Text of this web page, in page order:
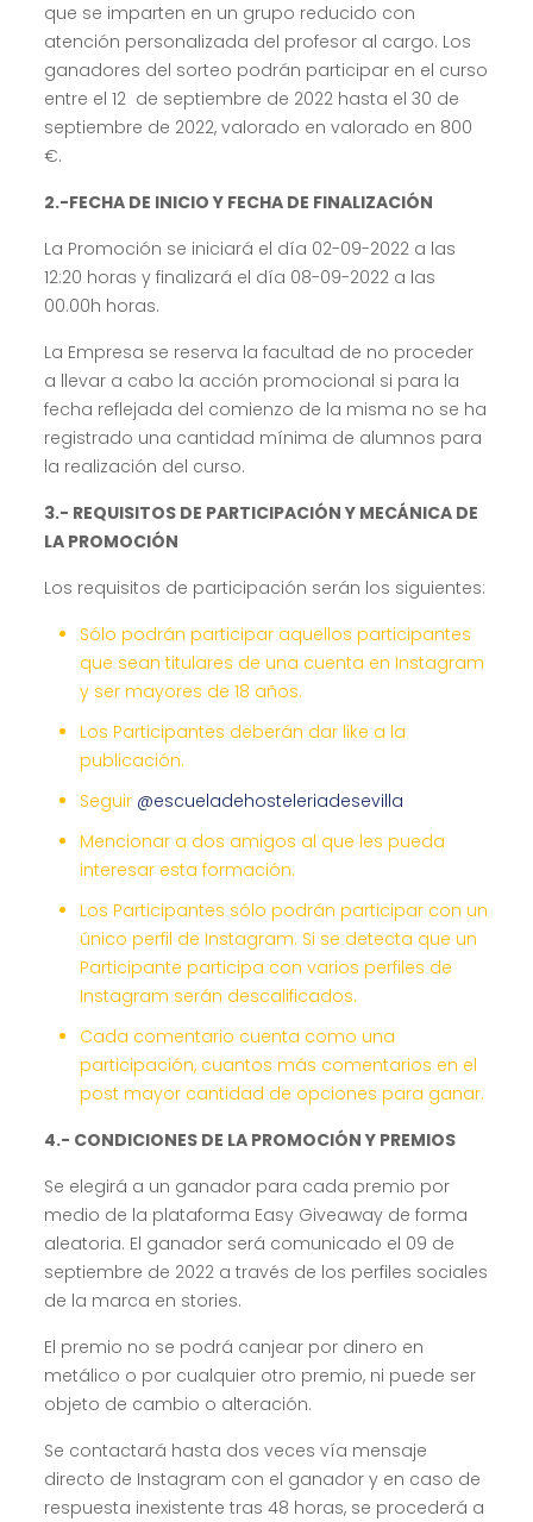
que se imparten en un grupo reducido con
atención personalizada del profesor al cargo. Los
ganadores del sorteo podrán participar en el curso
entre el 12 de septiembre de 2022 hasta el 30 de
septiembre de 2022, valorado en valorado en 800
€.
2.-FECHA DE INICIO Y FECHA DE FINALIZACIÓN
La Promoción se iniciará el día 02-09-2022 a las
12:20 horas y finalizará el día 08-09-2022 a las
00.00h horas.
La Empresa se reserva la facultad de no proceder
a llevar a cabo la acción promocional si para la
fecha reflejada del comienzo de la misma no se ha
registrado una cantidad mínima de alumnos para
la realización del curso.
3.- REQUISITOS DE PARTICIPACIÓN Y MECÁNICA DE
LA PROMOCIÓN
Los requisitos de participación serán los siguientes:
Sólo podrán participar aquellos participantes
que sean titulares de una cuenta en Instagram
y ser mayores de 18 años.
Los Participantes deberán dar like a la
publicación.
Seguir @escueladehosteleriadesevilla
Mencionar a dos amigos al que les pueda
interesar esta formación.
Los Participantes sólo podrán participar con un
único perfil de Instagram. Si se detecta que un
Participante participa con varios perfiles de
Instagram serán descalificados.
Cada comentario cuenta como una
participación, cuantos más comentarios en el
post mayor cantidad de opciones para ganar.
4.- CONDICIONES DE LA PROMOCIÓN Y PREMIOS
Se elegirá a un ganador para cada premio por
medio de la plataforma Easy Giveaway de forma
aleatoria. El ganador será comunicado el 09 de
septiembre de 2022 a través de los perfiles sociales
de la marca en stories.
El premio no se podrá canjear por dinero en
metálico o por cualquier otro premio, ni puede ser
objeto de cambio o alteración.
Se contactará hasta dos veces vía mensaje
directo de Instagram con el ganador y en caso de
respuesta inexistente tras 48 horas, se procederá a